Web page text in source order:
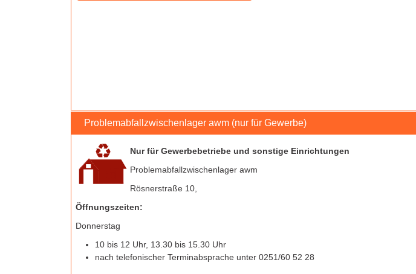
Problemabfallzwischenlager awm (nur für Gewerbe)
Nur für Gewerbebetriebe und sonstige Einrichtungen
Problemabfallzwischenlager awm
Rösnerstraße 10,
Öffnungszeiten:
Donnerstag
10 bis 12 Uhr, 13.30 bis 15.30 Uhr
nach telefonischer Terminabsprache unter 0251/60 52 28